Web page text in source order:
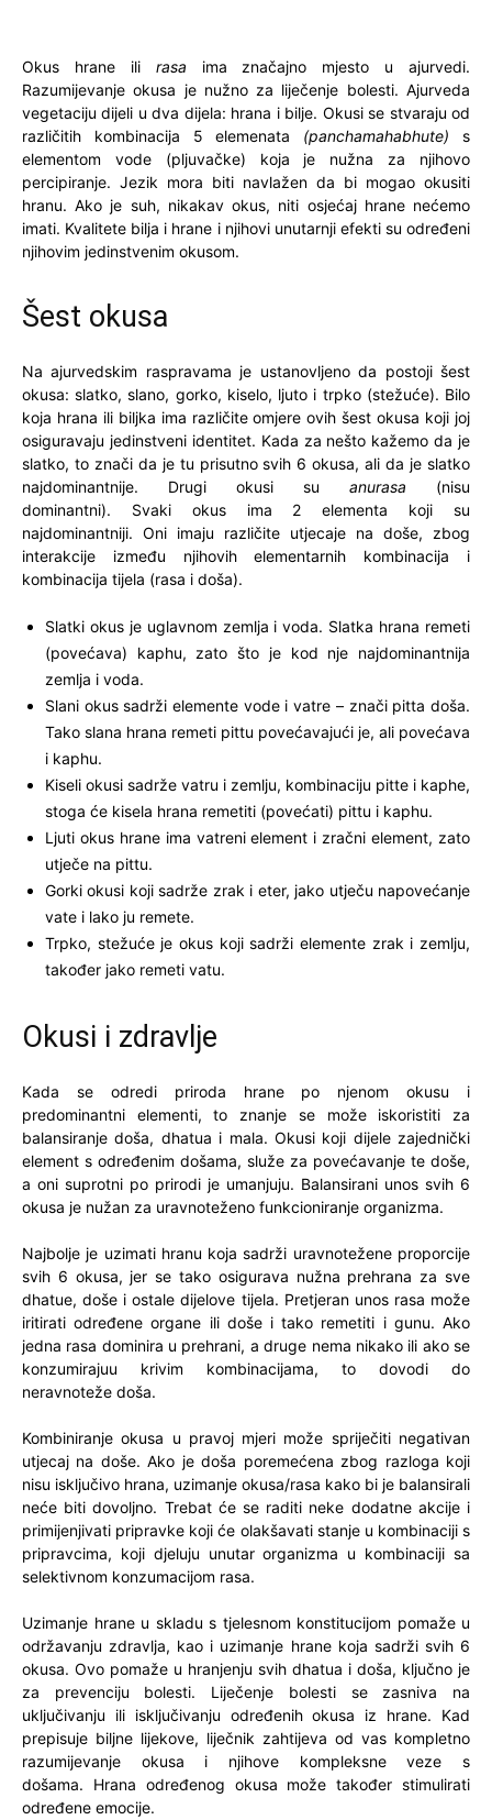
Okus hrane ili rasa ima značajno mjesto u ajurvedi.
Razumijevanje okusa je nužno za liječenje bolesti. Ajurveda
vegetaciju dijeli u dva dijela: hrana i bilje. Okusi se stvaraju od
različitih kombinacija 5 elemenata (panchamahabhute) s
elementom vode (pljuvačke) koja je nužna za njihovo
percipiranje. Jezik mora biti navlažen da bi mogao okusiti
hranu. Ako je suh, nikakav okus, niti osjećaj hrane nećemo
imati. Kvalitete bilja i hrane i njihovi unutarnji efekti su određeni
njihovim jedinstvenim okusom.
Šest okusa
Na ajurvedskim raspravama je ustanovljeno da postoji šest
okusa: slatko, slano, gorko, kiselo, ljuto i trpko (stežuće). Bilo
koja hrana ili biljka ima različite omjere ovih šest okusa koji joj
osiguravaju jedinstveni identitet. Kada za nešto kažemo da je
slatko, to znači da je tu prisutno svih 6 okusa, ali da je slatko
najdominantnije. Drugi okusi su anurasa (nisu
dominantni). Svaki okus ima 2 elementa koji su
najdominantniji. Oni imaju različite utjecaje na doše, zbog
interakcije između njihovih elementarnih kombinacija i
kombinacija tijela (rasa i doša).
Slatki okus je uglavnom zemlja i voda. Slatka hrana remeti
(povećava) kaphu, zato što je kod nje najdominantnija
zemlja i voda.
Slani okus sadrži elemente vode i vatre – znači pitta doša.
Tako slana hrana remeti pittu povećavajući je, ali povećava
i kaphu.
Kiseli okusi sadrže vatru i zemlju, kombinaciju pitte i kaphe,
stoga će kisela hrana remetiti (povećati) pittu i kaphu.
Ljuti okus hrane ima vatreni element i zračni element, zato
utječe na pittu.
Gorki okusi koji sadrže zrak i eter, jako utječu napovećanje
vate i lako ju remete.
Trpko, stežuće je okus koji sadrži elemente zrak i zemlju,
također jako remeti vatu.
Okusi i zdravlje
Kada se odredi priroda hrane po njenom okusu i
predominantni elementi, to znanje se može iskoristiti za
balansiranje doša, dhatua i mala. Okusi koji dijele zajednički
element s određenim došama, služe za povećavanje te doše,
a oni suprotni po prirodi je umanjuju. Balansirani unos svih 6
okusa je nužan za uravnoteženo funkcioniranje organizma.
Najbolje je uzimati hranu koja sadrži uravnotežene proporcije
svih 6 okusa, jer se tako osigurava nužna prehrana za sve
dhatue, doše i ostale dijelove tijela. Pretjeran unos rasa može
iritirati određene organe ili doše i tako remetiti i gunu. Ako
jedna rasa dominira u prehrani, a druge nema nikako ili ako se
konzumirajuu krivim kombinacijama, to dovodi do
neravnoteže doša.
Kombiniranje okusa u pravoj mjeri može spriječiti negativan
utjecaj na doše. Ako je doša poremećena zbog razloga koji
nisu isključivo hrana, uzimanje okusa/rasa kako bi je balansirali
neće biti dovoljno. Trebat će se raditi neke dodatne akcije i
primijenjivati pripravke koji će olakšavati stanje u kombinaciji s
pripravcima, koji djeluju unutar organizma u kombinaciji sa
selektivnom konzumacijom rasa.
Uzimanje hrane u skladu s tjelesnom konstitucijom pomaže u
održavanju zdravlja, kao i uzimanje hrane koja sadrži svih 6
okusa. Ovo pomaže u hranjenju svih dhatua i doša, ključno je
za prevenciju bolesti. Liječenje bolesti se zasniva na
uključivanju ili isključivanju određenih okusa iz hrane. Kad
prepisuje biljne lijekove, liječnik zahtijeva od vas kompletno
razumijevanje okusa i njihove kompleksne veze s
došama. Hrana određenog okusa može također stimulirati
određene emocije.